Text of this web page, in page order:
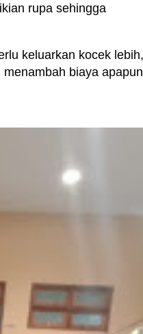
rupa sehingga
keluarkan kocek lebih,
biaya apapun